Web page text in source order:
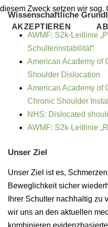
Wissenschaftliche
AWMF: S2k-Leitlinie
Schulterinstabilität“
American Academy of
Shoulder Dislocation
American Academy of
Chronic Shoulder
NHS: Dislocated
AWMF: S2k-Leitlinie
Unser Ziel
Unser Ziel ist es,
Beweglichkeit sicher
Ihrer Schulter nachhaltig zu
wir uns an den aktuellen
diesem Zweck setzen wir sog.
AKZEPTIEREN